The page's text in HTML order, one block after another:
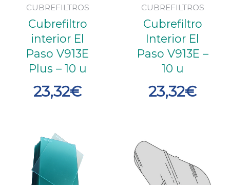
CUBREFILTROS
Cubrefiltro
interior El
Paso V913E
Plus – 10 u
23,32€
CUBREFILTROS
Cubrefiltro
Interior El
Paso V913E –
10 u
23,32€